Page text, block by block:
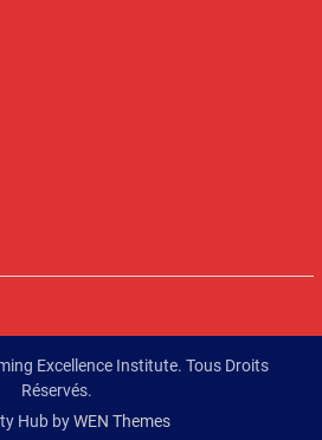
Excellence Institute. Tous Droits
Réservés.
Hub byWEN Themes